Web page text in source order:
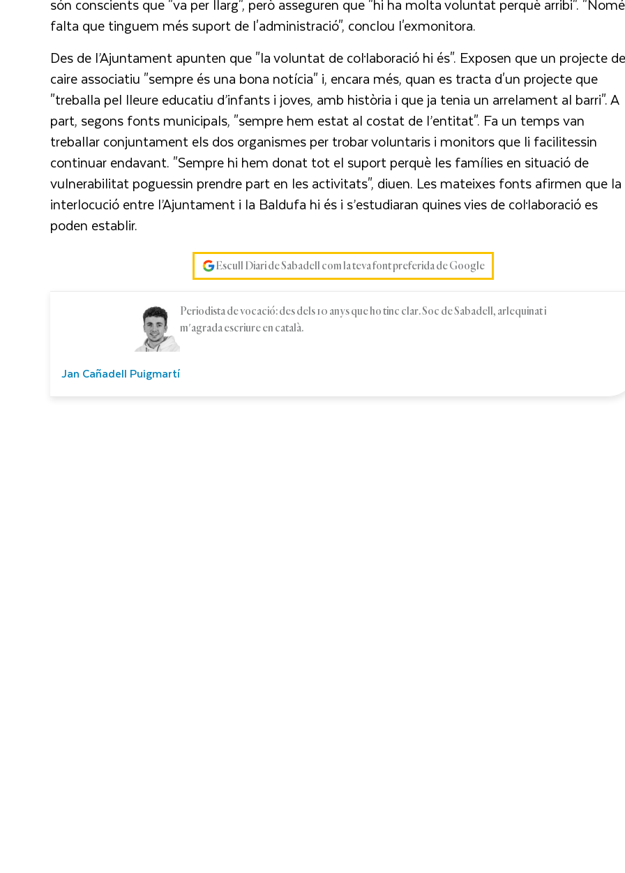
són conscients que "va per llarg", però asseguren que "hi ha molta voluntat perquè arribi".
falta que tinguem més suport de l'administració", conclou l'exmonitora.
Des de l’Ajuntament apunten que "la voluntat de col·laboració hi és". Exposen que un projecte de
caire associatiu "sempre és una bona notícia" i, encara més, quan es tracta d'un projecte que
"treballa pel lleure educatiu d’infants i joves, amb història i que ja tenia un arrelament al barri". A
part, segons fonts municipals, "sempre hem estat al costat de l’entitat". Fa un temps van
treballar conjuntament els dos organismes per trobar voluntaris i monitors que li facilitessin
continuar endavant. "Sempre hi hem donat tot el suport perquè les famílies en situació de
vulnerabilitat poguessin prendre part en les activitats", diuen. Les mateixes fonts afirmen que la
interlocució entre l’Ajuntament i la Baldufa hi és i s’estudiaran quines vies de col·laboració es
poden establir.
Escull Diari de Sabadell com la teva font preferida de Google
Jan Cañadell Puigmartí
Periodista de vocació: des dels 10 anys que ho tinc clar. Soc de Sabadell, arlequinat i
m'agrada escriure en català.